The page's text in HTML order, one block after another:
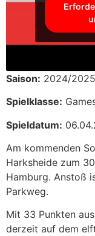
Saison: 2024/2025
Spielklasse:
Spieldatum:
Am kommenden
Harksheide zum
Hamburg. Anstoß
Parkweg.
Mit 33 Punkten
derzeit auf dem